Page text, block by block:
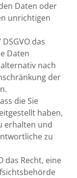
Daten oder
unrichtigen
das
Daten
nach
der
die Sie
haben,
erhalten und
zu
das Recht, eine